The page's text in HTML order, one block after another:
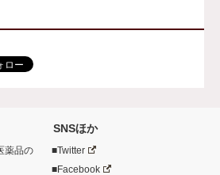
薬品の
SNSほか
■Twitter
■Facebook